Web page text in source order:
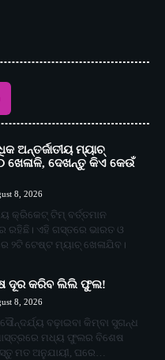
ଅନ୍ତର୍ଜାତୀୟ ମ୍ୟାଚ୍
ଖେଳାଳି, ଦେଖନ୍ତୁ କିଏ କେଉଁ
8, 2026
କ୍ରିକେଟ୍ ଟିମ୍ ବର୍ତ୍ତମାନ
ରହିଛି। ଏହି ଗସ୍ତରେ ଭାରତ ଓ
୨ଟି ଟେଷ୍ଟ ମ୍ୟାଚ୍ ଖେଳାଯିବ।
ଦୂର କରିବ ଲିଲି ଫୁଲ!
8, 2026
ବଢ଼ାଇବା କିମ୍ବା ସୁଗନ୍ଧ
ମଧ୍ୟ ଫୁଲର ବିଶେଷ
ମତ ଅନୁଯାୟୀ, ଘରେ…